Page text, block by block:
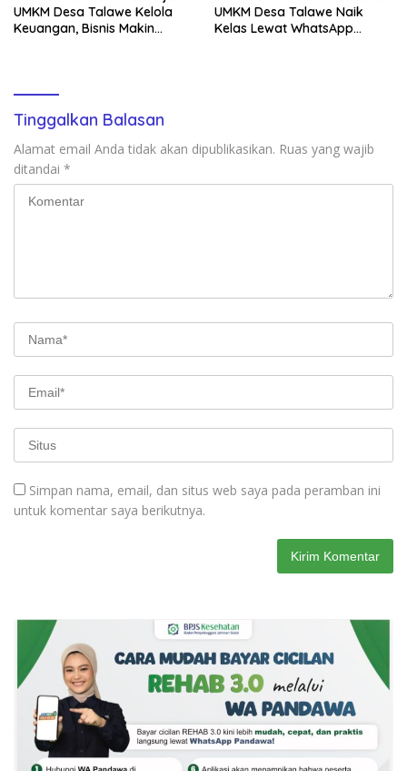
UMKM Desa Talawe Kelola
Keuangan, Bisnis Makin
UMKM Desa Talawe Naik
Kelas Lewat WhatsApp
Tinggalkan Balasan
Alamat email Anda tidak akan dipublikasikan. Ruas yang wajib
ditandai *
Simpan nama, email, dan situs web saya pada peramban ini
untuk komentar saya berikutnya.